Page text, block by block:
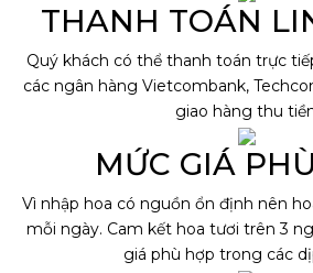
THANH TOÁN
Quý khách có thể thanh toán trực
các ngân hàng Vietcombank,
giao hàng thu
MỨC GIÁ
Vì nhập hoa có nguồn ổn định nên
mỗi ngày. Cam kết hoa tươi trên 3
giá phù hợp trong các